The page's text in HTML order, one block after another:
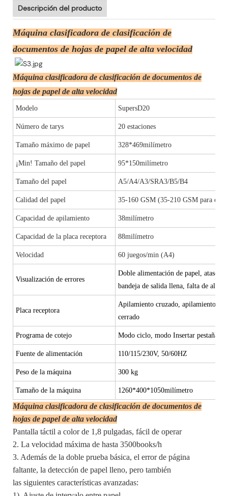
Descripción del producto
Máquina clasificadora de clasificación de
documentos de hojas de papel de alta velocidad
Máquina clasificadora de clasificación de documentos de
hojas de papel de alta velocidad
Modelo SupersD20
Número de tarys 20 estaciones
Tamaño máximo de papel 328*469milímetro
¡Min! Tamaño del papel 95*150milímetro
Tamaño del papel A5/A4/A3/SRA3/B5/B4
Calidad del papel 35-160 GSM (35-210 GSM para el
Capacidad de apilamiento 38milímetro
Capacidad de la placa receptora 88milímetro
Velocidad 60 juegos/min (A4)
Visualización de errores
Doble alimentación de papel, atasco
bandeja de salida llena, falta de
Placa receptora
Apilamiento cruzado, apilamiento
cerrado
Programa de cotejo Modo ciclo, modo Insertar pestaña,
Fuente de alimentación 110/115/230V, 50/60HZ
Peso de la máquina 300 kg
Tamaño de la máquina 1260*400*1050milímetro
Máquina clasificadora de clasificación de documentos de
hojas de papel de alta velocidad
Pantalla táctil a color de 1,8 pulgadas, fácil de operar
2. La velocidad máxima de hasta 3500books/h
3. Además de la doble prueba básica, el error de página
faltante, la detección de papel lleno, pero también
las siguientes características avanzadas: